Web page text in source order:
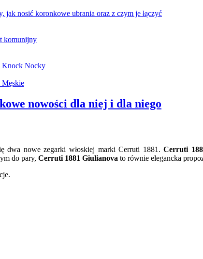
nosić koronkowe ubrania oraz z czym je łączyć
komunijny
Knock Nocky
Męskie
nowości dla niej i dla niego
dwa nowe zegarki włoskiej marki Cerruti 1881.Cerruti
do pary, Cerruti 1881 Giulianova to równie elegancka